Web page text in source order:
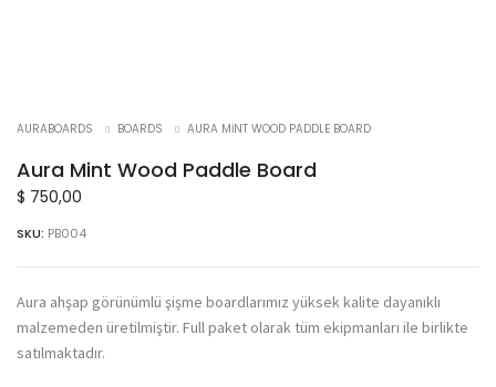
AURABOARDS BOARDS AURA MINT WOOD PADDLE BOARD
Aura Mint Wood Paddle Board
$ 750,00
SKU: PB004
Aura ahşap görünümlü şişme boardlarımız yüksek kalite dayanıklı
malzemeden üretilmiştir. Full paket olarak tüm ekipmanları ile birlikte
satılmaktadır.